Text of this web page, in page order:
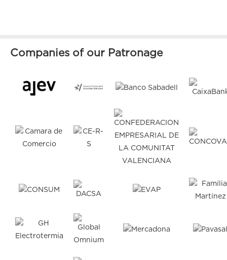
Companies of our Patronage